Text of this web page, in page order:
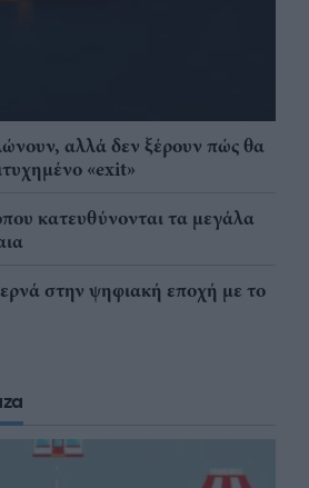
αλλά δεν ξέρουν πώς θα
«exit»
κατευθύνονται τα μεγάλα
στην ψηφιακή εποχή με το